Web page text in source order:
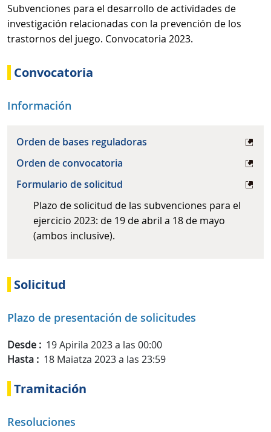
Subvenciones para el desarrollo de actividades de
investigación relacionadas con la prevención de los
trastornos del juego. Convocatoria 2023.
Convocatoria
Información
Orden de bases reguladoras
Orden de convocatoria
Formulario de solicitud
Plazo de solicitud de las subvenciones para el
ejercicio 2023: de 19 de abril a 18 de mayo
(ambos inclusive).
Solicitud
Plazo de presentación de solicitudes
Desde
19 Apirila 2023 a las 00:00
Hasta
18 Maiatza 2023 a las 23:59
Tramitación
Resoluciones